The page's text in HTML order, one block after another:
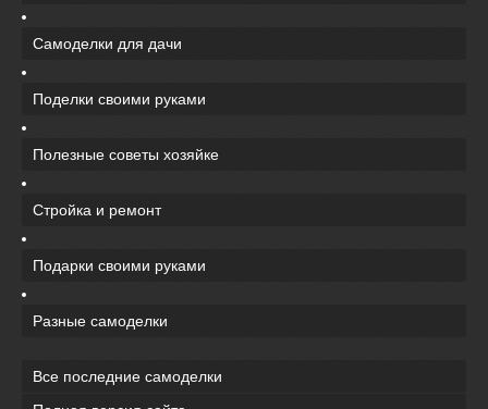
Самоделки для дачи
Поделки своими руками
Полезные советы хозяйке
Стройка и ремонт
Подарки своими руками
Разные самоделки
Все последние самоделки